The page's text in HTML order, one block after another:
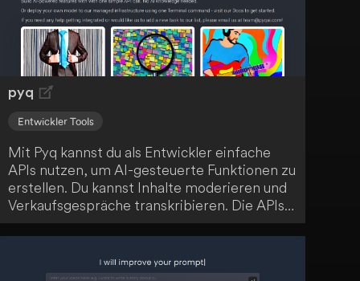
pyq
Entwickler Tools
Mit Pyq kannst du als Entwickler einfache
APIs nutzen, um AI-gesteuerte Funktionen zu
erstellen. Du kannst Inhalte moderieren und
Verkaufsgespräche transkribieren. Die APIs
sind innerhalb von 5 Minuten einsatzbereit.